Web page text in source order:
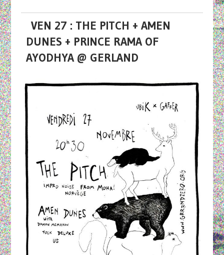
VEN 27 : THE PITCH + AMEN
DUNES + PRINCE RAMA OF
AYODHYA @ GERLAND